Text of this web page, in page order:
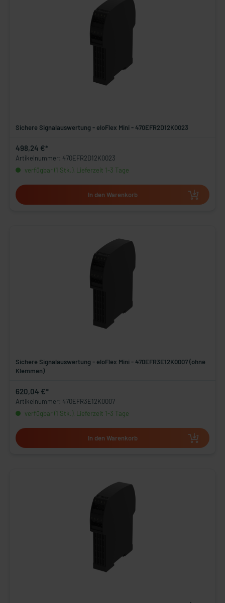
Sichere Signalauswertung - eloFlex Mini - 470EFR2D12K0023
498,24 €*
Artikelnummer: 470EFR2D12K0023
verfügbar (1 Stk.), Lieferzeit 1-3 Tage
In den Warenkorb
Sichere Signalauswertung - eloFlex Mini - 470EFR3E12K0007 (ohne
Klemmen)
620,04 €*
Artikelnummer: 470EFR3E12K0007
verfügbar (1 Stk.), Lieferzeit 1-3 Tage
In den Warenkorb